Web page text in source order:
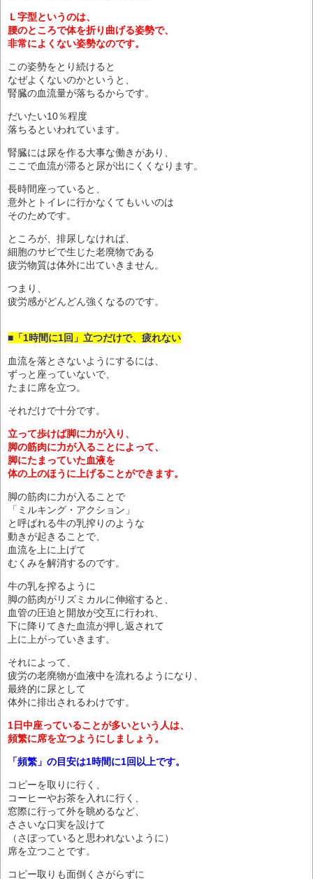
Ｌ字型というのは、
腰のところで体を折り曲げる姿勢で、
非常によくない姿勢なのです。
この姿勢をとり続けると
なぜよくないのかというと、
腎臓の血流量が落ちるからです。
だいたい10％程度
落ちるといわれています。
腎臓には尿を作る大事な働きがあり、
ここで血流が滞ると尿が出にくくなります。
長時間座っていると、
意外とトイレに行かなくてもいいのは
そのためです。
ところが、排尿しなければ、
細胞のサビで生じた老廃物である
疲労物質は体外に出ていきません。
つまり、
疲労感がどんどん強くなるのです。
■「1時間に1回」立つだけで、疲れない
血流を落とさないようにするには、
ずっと座っていないで、
たまに席を立つ。
それだけで十分です。
立って歩けば脚に力が入り、
脚の筋肉に力が入ることによって、
脚にたまっていた血液を
体の上のほうに上げることができます。
脚の筋肉に力が入ることで
「ミルキング・アクション」
と呼ばれる牛の乳搾りのような
動きが起きることで、
血流を上に上げて
むくみを解消するのです。
牛の乳を搾るように
脚の筋肉がリズミカルに伸縮すると、
血管の圧迫と開放が交互に行われ、
下に降りてきた血流が押し返されて
上に上がっていきます。
それによって、
疲労の老廃物が血液中を流れるようになり、
最終的に尿として
体外に排出されるわけです。
1日中座っていることが多いという人は、
頻繁に席を立つようにしましょう。
「頻繁」の目安は1時間に1回以上です。
コピーを取りに行く、
コーヒーやお茶を入れに行く、
窓際に行って外を眺めるなど、
ささいな口実を設けて
（さぼっていると思われないように）
席を立つことです。
コピー取りも面倒くさがらずに